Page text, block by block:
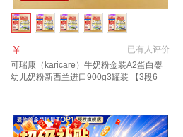
已有人评价
￥
可瑞康（karicare）牛奶粉金装A2蛋白婴
幼儿奶粉新西兰进口900g3罐装 【3段6